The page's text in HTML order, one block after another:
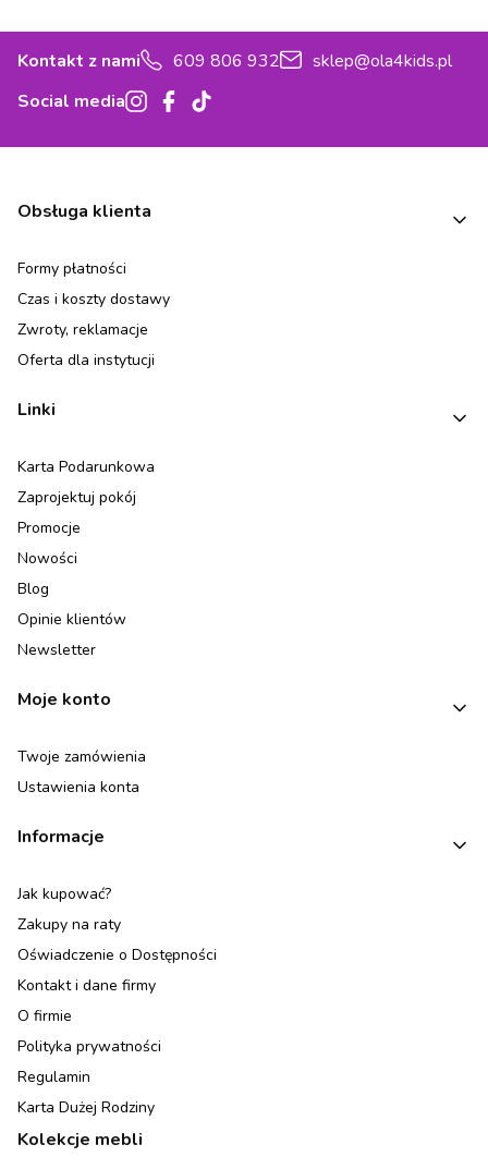
Kontakt z nami 609 806 932
sklep@ola4kids.pl
Social media
Linki w stopce
Obsługa klienta
Formy płatności
Czas i koszty dostawy
Zwroty, reklamacje
Oferta dla instytucji
Linki
Karta Podarunkowa
Zaprojektuj pokój
Promocje
Nowości
Blog
Opinie klientów
Newsletter
Moje konto
Twoje zamówienia
Ustawienia konta
Informacje
Jak kupować?
Zakupy na raty
Oświadczenie o Dostępności
Kontakt i dane firmy
O firmie
Polityka prywatności
Regulamin
Karta Dużej Rodziny
Kolekcje mebli